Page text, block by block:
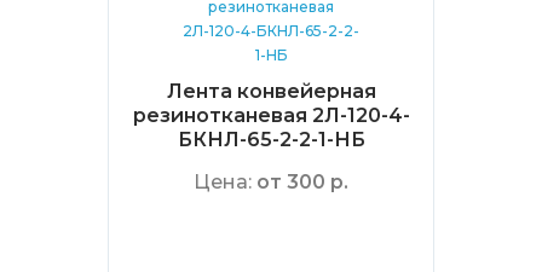
Лента конвейерная
резинотканевая 2Л-120-4-
БКНЛ-65-2-2-1-НБ
Цена: от 300 р.